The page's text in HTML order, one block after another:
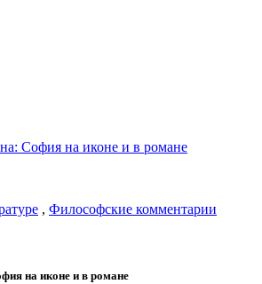
, Философские комментарии
на иконе и в романе